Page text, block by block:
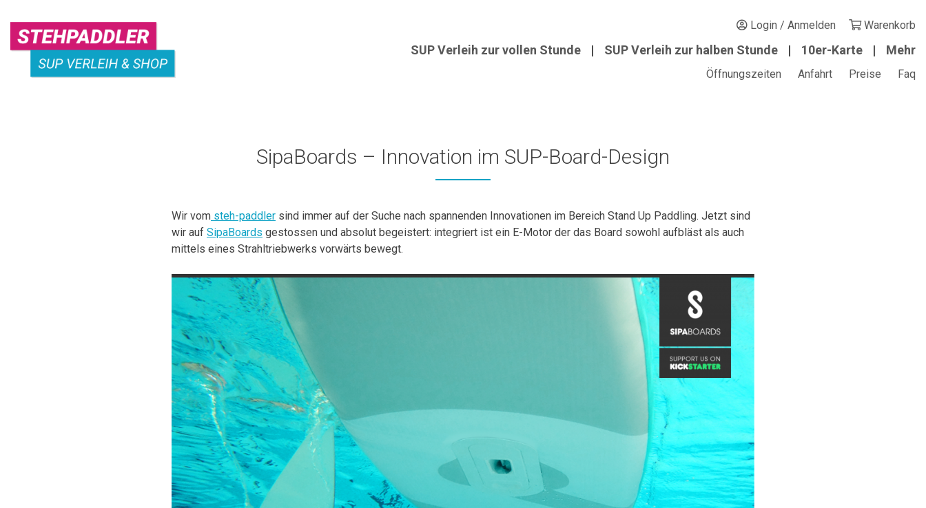
content
Login / Anmelden Warenkorb
SUP Verleih zur vollen Stunde SUP Verleih zur halben Stunde 10er-Karte Mehr
Öffnungszeiten Anfahrt Preise Faq
SipaBoards – Innovation im SUP-Board-Design
Wir vom steh-paddler sind immer auf der Suche nach spannenden Innovationen im Bereich Stand Up Paddling. Jetzt sind
wir auf SipaBoards gestossen und absolut begeistert: integriert ist ein E-Motor der das Board sowohl aufbläst als auch
mittels eines Strahltriebwerks vorwärts bewegt.